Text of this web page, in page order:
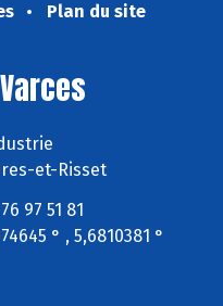
Plan du site
et-Risset
97 51 81
° , 5,6810381 °